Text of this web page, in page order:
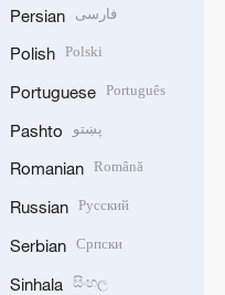
Persian فارسی
Polish Polski
Portuguese Português
Pashto پښتو
Romanian Română
Russian Русский
Serbian Српски
Sinhala සිංහල